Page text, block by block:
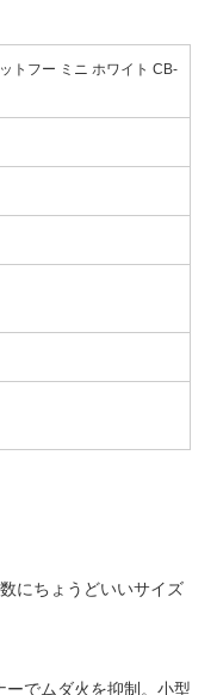
トフー ミニ ホワイト CB-
にちょうどいいサイズ
でムダ火を抑制。小型